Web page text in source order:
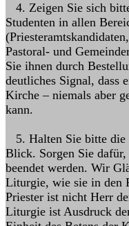
4. Zeigen Sie sich
Studenten in allen
Pastoral- und
Sie ihnen durch
deutli­ches Signal, dass
Kirche – niemals aber
kann.
5. Halten Sie bitte
Blick. Sorgen Sie
beendet werden. Wir
Liturgie, wie sie in den
Priester ist nicht Herr
Liturgie ist Ausdruck